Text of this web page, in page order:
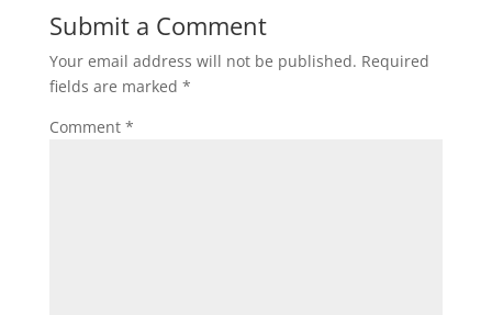
Submit a Comment
Your email address will not be published. Required
fields are marked *
Comment *